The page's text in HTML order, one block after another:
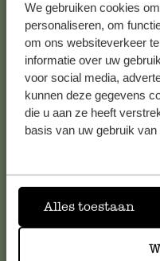
We gebruiken cookies
personaliseren, om
om ons websiteverkeer
informatie over uw
voor social media,
kunnen deze gegevens
die u aan ze heeft
basis van uw gebruik
Alles toestaan
Voor vragen, tips of hulp
klantenservice. Of bekijk